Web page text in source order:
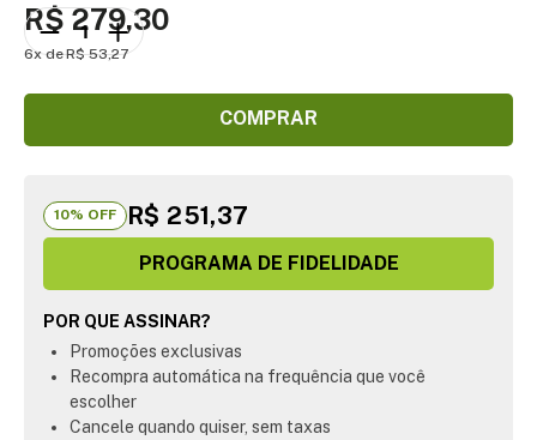
R$279,30
6 R$ 53,27
COMPRAR
10% OFF R$ 251,37
PROGRAMA DE FIDELIDADE
POR QUE ASSINAR?
Promoções exclusivas
Recompra automática na frequência que você
escolher
Cancele quando quiser, sem taxas